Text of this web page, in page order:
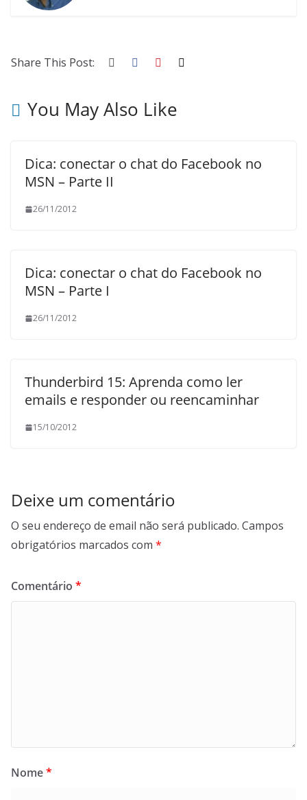
Share This Post:
You May Also Like
Dica: conectar o chat do Facebook no
MSN – Parte II
26/11/2012
Dica: conectar o chat do Facebook no
MSN – Parte I
26/11/2012
Thunderbird 15: Aprenda como ler
emails e responder ou reencaminhar
15/10/2012
Deixe um comentário
O seu endereço de email não será publicado. Campos
obrigatórios marcados com *
Comentário *
Nome*